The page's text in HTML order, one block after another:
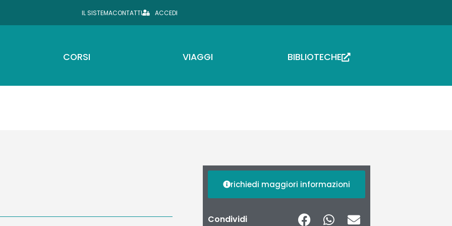
IL SISTEMACONTATTI ACCEDI
CORSI VIAGGI BIBLIOTECHE
richiedi maggiori informazioni
Condividi